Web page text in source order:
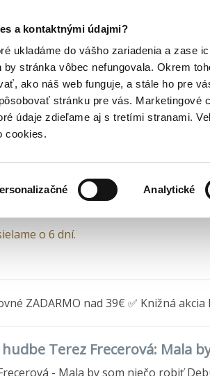
a kontaktnými údajmi?
ukladáme do vášho zariadenia a zase
by stránka vôbec nefungovala. Okrem
ako náš web funguje, a stále ho pre
stránku pre vás. Marketingové
údaje zdieľame aj s tretími stranami.
cookies.
Analytické
Doplnky
Frecerová: Mala...
Frecerová:
o 6 dní.
ZADARMO nad 39€ ✅ Knižná
hudbe Terez Frecerová: Mala
- Mala by som niečo robiť